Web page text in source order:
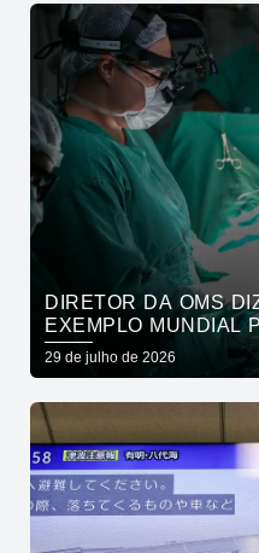
DIRETOR DA OMS
EXEMPLO MUNDIAL
SAÚDE
29 de julho de 2026